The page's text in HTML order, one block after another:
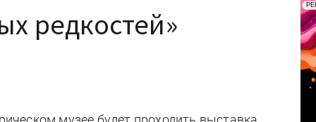
редкостей»